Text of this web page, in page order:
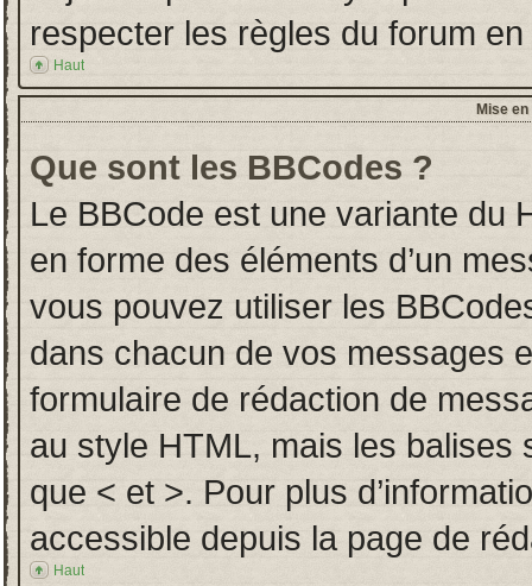
respecter les règles du forum
Haut
Mise
Que sont les BBCodes ?
Le BBCode est une variante du
en forme des éléments d’un
vous pouvez utiliser les
dans chacun de vos messages
formulaire de rédaction de
au style HTML, mais les
que < et >. Pour plus
accessible depuis la page de
Haut